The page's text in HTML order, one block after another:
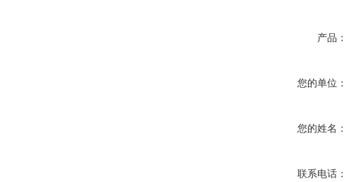
产品：
您的单位：
您的姓名：
联系电话：